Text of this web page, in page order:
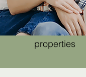
properties